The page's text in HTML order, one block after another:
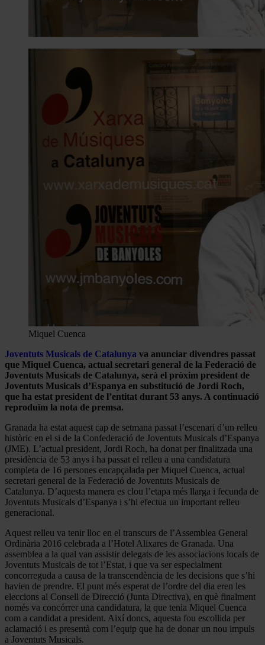
Miquel Cuenca
Joventuts Musicals de Catalunya va anunciar divendres passat
que Miquel Cuenca, actual secretari general de la Federació de
Joventuts Musicals de Catalunya, serà el pròxim president de
Joventuts Musicals d’Espanya en substitució de Jordi Roch,
que ha estat president de l’entitat durant 53 anys. A continuació
reproduïm la nota de premsa.
Granada ha estat aquest cap de setmana passat l’escenari d’un relleu
històric en el si de la Confederació de Joventuts Musicals d’Espanya
(JME). L’actual president, Jordi Roch, ha donat per finalitzada una
presidència de 53 anys i ha passat el relleu a una candidatura
completa de 16 persones encapçalada per Miquel Cuenca, actual
secretari general de la Federació de Joventuts Musicals de
Catalunya. D’aquesta manera es clou l’etapa més llarga i fecunda de
Joventuts Musicals d’Espanya i s’hi efectua un important relleu
generacional.
Aquest relleu va tenir lloc en el transcurs de l’Assemblea General
Ordinària 2016 celebrada a l’Hotel Alixares de Granada. Una
assemblea a la qual van assistir delegats de les associacions locals de
Joventuts Musicals de tot l’Estat, i que va ser especialment
concorreguda a causa de la transcendència de les decisions que s’hi
havien de prendre. El punt més esperat de l’ordre del dia eren les
eleccions al Consell de Direcció (Junta Directiva), en què finalment
només va concórrer una candidatura, la que tenia Miquel Cuenca
com a candidat a president. Així doncs, aquesta fou escollida per
aclamació i es presentà com l’equip que ha de donar un nou impuls
a Joventuts Musicals.